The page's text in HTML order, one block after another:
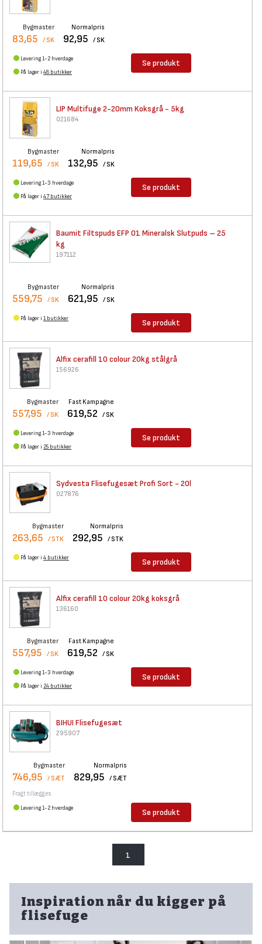
Bygmaster
83,65 / SK
Normalpris
92,95 / SK
Levering 1-2 hverdage
På lager i 48 butikker
Se produkt
LIP Multifuge 2-20mm Koksgrå - 5kg
021684
Bygmaster
119,65 / SK
Normalpris
132,95 / SK
Levering 1-3 hverdage
På lager i 47 butikker
Se produkt
Baumit Filtspuds EFP 01 Mineralsk Slutpuds – 25
kg
197112
Bygmaster
559,75 / SK
Normalpris
621,95 / SK
På lager i 1 butikker Se produkt
Alfix cerafill 10 colour 20kg stålgrå
156926
Bygmaster
557,95 / SK
Fast Kampagne
619,52 / SK
Levering 1-3 hverdage
På lager i 25 butikker
Se produkt
Sydvesta Flisefugesæt Profi Sort - 20l
027876
Bygmaster
263,65 / STK
Normalpris
292,95 / STK
På lager i 4 butikker Se produkt
Alfix cerafill 10 colour 20kg koksgrå
136160
Bygmaster
557,95 / SK
Fast Kampagne
619,52 / SK
Levering 1-3 hverdage
På lager i 24 butikker
Se produkt
BIHUI Flisefugesæt
295907
Bygmaster
746,95 / SÆT
Normalpris
829,95 / SÆT
Fragt tillægges
Levering 1-2 hverdage Se produkt
1
Inspiration når du kigger på
flisefuge